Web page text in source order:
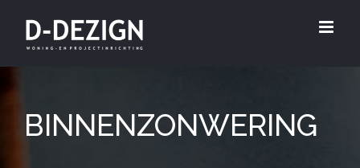
content
BINNENZONWERING